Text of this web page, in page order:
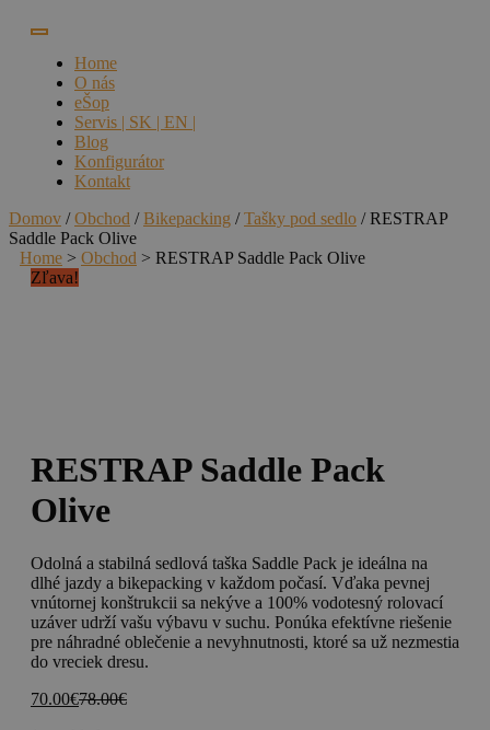
Home
O nás
eŠop
Servis | SK | EN |
Blog
Konfigurátor
Kontakt
Domov /Obchod /Bikepacking /Tašky pod sedlo / RESTRAP
Saddle Pack Olive
Home > Obchod > RESTRAP Saddle Pack Olive
Zľava!
RESTRAP Saddle Pack
Olive
Odolná a stabilná sedlová taška Saddle Pack je ideálna na
dlhé jazdy a bikepacking v každom počasí. Vďaka pevnej
vnútornej konštrukcii sa nekýve a 100% vodotesný rolovací
uzáver udrží vašu výbavu v suchu. Ponúka efektívne riešenie
pre náhradné oblečenie a nevyhnutnosti, ktoré sa už nezmestia
do vreciek dresu.
70.00€78.00€